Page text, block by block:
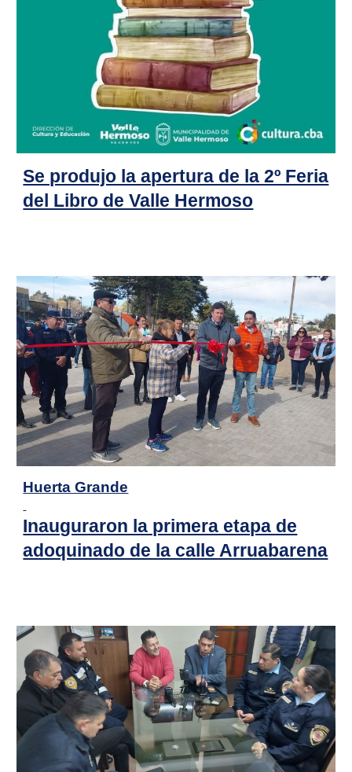
Se produjo la apertura de la 2º Feria
del Libro de Valle Hermoso
Huerta Grande
Inauguraron la primera etapa de
adoquinado de la calle Arruabarena